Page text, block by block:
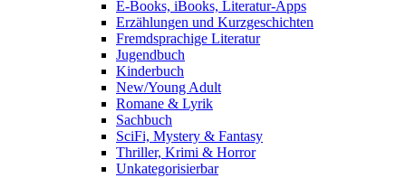
E-Books, iBooks, Literatur-Apps
Erzählungen und Kurzgeschichten
Fremdsprachige Literatur
Jugendbuch
Kinderbuch
New/Young Adult
Romane & Lyrik
Sachbuch
SciFi, Mystery & Fantasy
Thriller, Krimi & Horror
Unkategorisierbar